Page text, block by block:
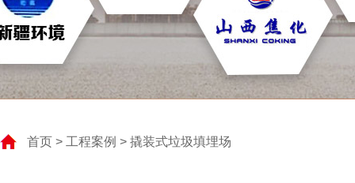
首页 > 工程案例 > 撬装式垃圾填埋场